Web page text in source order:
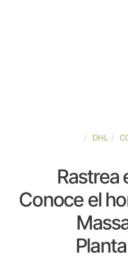
DHL
Rastrea
Conoce el